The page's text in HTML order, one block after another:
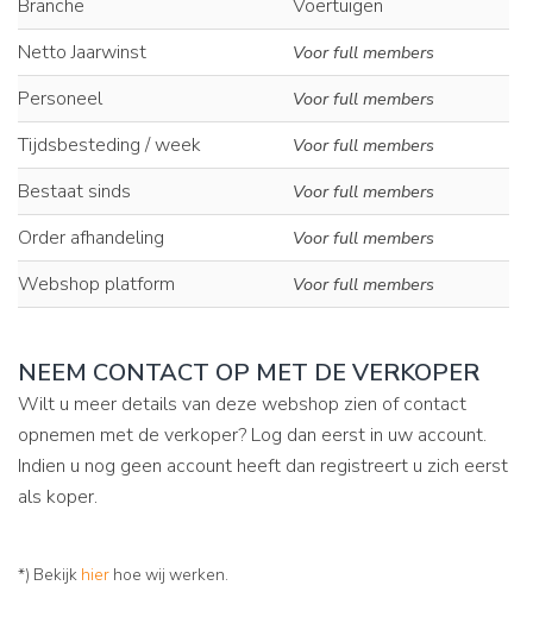
Branche
Voertuigen
Netto Jaarwinst
Voor full members
Personeel Voor full members
Tijdsbesteding / week Voor full members
Bestaat sinds Voor full members
Order afhandeling Voor full members
Webshop platform Voor full members
NEEM CONTACT OP MET DE VERKOPER
Wilt u meer details van deze webshop zien of contact
opnemen met de verkoper? Log dan eerst in uw account.
Indien u nog geen account heeft dan registreert u zich eerst
als koper.
*) Bekijk hier hoe wij werken.